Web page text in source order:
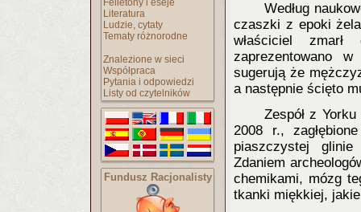
Felietony i eseje
Literatura
Ludzie, cytaty
Tematy różnorodne
Znalezione w sieci
Współpraca
Pytania i odpowiedzi
Listy od czytelników
Fundusz Racjonalisty
Według
czaszki z epoki
właściciel zmarł
zaprezentowano
sugerują że
a następnie ścięto
Zespół z
2008 r.,
piaszczystej
Zdaniem
chemikami, mózg
tkanki miękkiej,